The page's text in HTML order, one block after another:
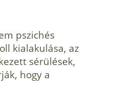
pszichés
kialakulása, az
sérülések,
hogy a